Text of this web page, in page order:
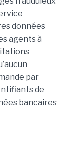
données
agents à
par
de
bancaires